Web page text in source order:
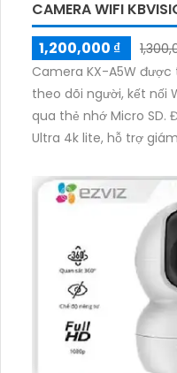
CAMERA WIFI
1,200,000 ₫
Camera KX-A5W
theo dõi người, kết nối
qua thẻ nhớ Micro SD.
Ultra 4k lite, hỗ trợ
360 độ, truyền hình
năng thu âm và loa,